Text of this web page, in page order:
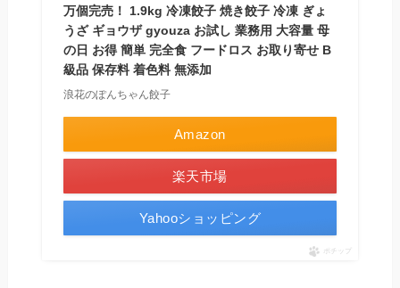
万個完売！ 1.9kg 冷凍餃子 焼き餃子 冷凍 ぎょ
うざ ギョウザ gyouza お試し 業務用 大容量 母
の日 お得 簡単 完全食 フードロス お取り寄せ B
級品 保存料 着色料 無添加
浪花のぽんちゃん餃子
Amazon
楽天市場
Yahooショッピング
ポチップ